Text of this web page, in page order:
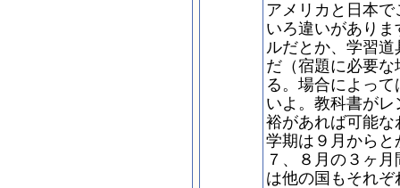
アメリカと日本
いろ違いがあり
ルだとか、学習
だ（宿題に必要
る。場合によっ
いよ。教科書が
裕があれば可能
学期は９月から
７、８月の３ヶ
は他の国もそれ